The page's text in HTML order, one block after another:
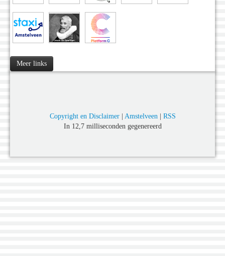
Meer links
Copyright en Disclaimer| Amstelveen
RSS
In 12,7 milliseconden gegenereerd